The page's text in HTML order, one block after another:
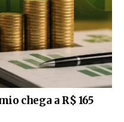
chega a R$ 165